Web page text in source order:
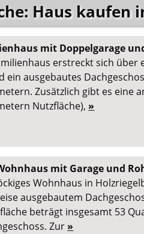
Haus kaufen
mit Doppelgarage
erstreckt sich über
ein ausgebautes
Zusätzlich gibt es eine
Nutzfläche), »
mit Garage und
Wohnhaus in
ausgebautem
beträgt insgesamt 53
Zur »